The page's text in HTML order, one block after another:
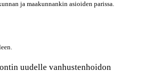
ja maakunnankin asioiden parissa.
uudelle vanhustenhoidon